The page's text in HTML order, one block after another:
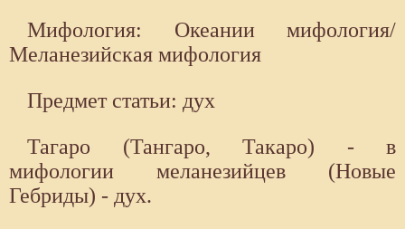
Мифология: Океании мифология/
Меланезийская мифология
Предмет статьи: дух
Тагаро (Тангаро, Такаро) - в
мифологии меланезийцев (Новые
Гебриды) - дух.